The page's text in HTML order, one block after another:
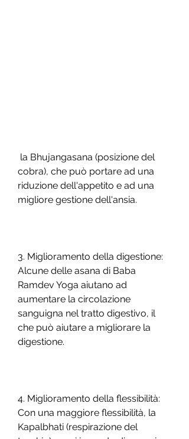
cobra), che può portare ad una
riduzione dell'appetito e ad una
migliore gestione dell'ansia.
3. Miglioramento della digestione:
Alcune delle asana di Baba
Ramdev Yoga aiutano ad
aumentare la circolazione
sanguigna nel tratto digestivo, il
che può aiutare a migliorare la
digestione.
4. Miglioramento della flessibilità:
Con una maggiore flessibilità, la
Kapalbhati (respirazione del